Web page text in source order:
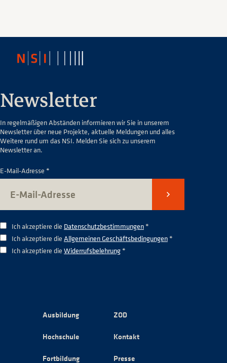
Newsletter
In regelmäßigen Abständen informieren wir Sie in unserem
Newsletter über neue Projekte, aktuelle Meldungen und alles
Weitere rund um das NSI. Melden Sie sich zu unserem
Newsletter an.
E-Mail-Adresse *
Senden
Ich akzeptiere die Datenschutzbestimmungen*
Ich akzeptiere die Allgemeinen Geschäftsbedingungen*
Ich akzeptiere die Widerrufsbelehrung*
Ausbildung
Hochschule
Fortbildung
ZOD
Kontakt
Presse